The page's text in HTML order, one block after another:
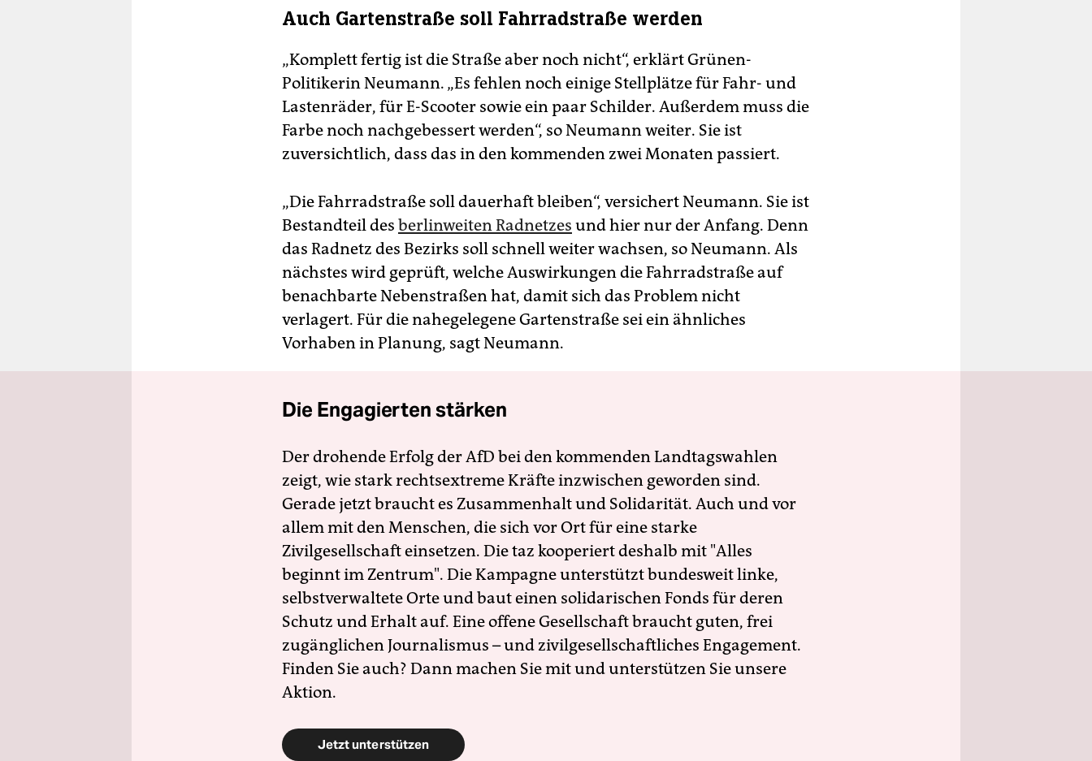
Auch Gartenstraße soll Fahrradstraße werden
„Komplett fertig ist die Straße aber noch nicht“, erklärt Grünen-
Politikerin Neumann. „Es fehlen noch einige Stellplätze für Fahr- und
Lastenräder, für E-Scooter sowie ein paar Schilder. Außerdem muss die
Farbe noch nachgebessert werden“, so Neumann weiter. Sie ist
zuversichtlich, dass das in den kommenden zwei Monaten passiert.
„Die Fahrradstraße soll dauerhaft bleiben“, versichert Neumann. Sie ist
Bestandteil des berlinweiten Radnetzes und hier nur der Anfang. Denn
das Radnetz des Bezirks soll schnell weiter wachsen, so Neumann. Als
nächstes wird geprüft, welche Auswirkungen die Fahrradstraße auf
benachbarte Nebenstraßen hat, damit sich das Problem nicht
verlagert. Für die nahegelegene Gartenstraße sei ein ähnliches
Vorhaben in Planung, sagt Neumann.
Die Engagierten stärken
Der drohende Erfolg der AfD bei den kommenden Landtagswahlen
zeigt, wie stark rechtsextreme Kräfte inzwischen geworden sind.
Gerade jetzt braucht es Zusammenhalt und Solidarität. Auch und vor
allem mit den Menschen, die sich vor Ort für eine starke
Zivilgesellschaft einsetzen. Die taz kooperiert deshalb mit "Alles
beginnt im Zentrum". Die Kampagne unterstützt bundesweit linke,
selbstverwaltete Orte und baut einen solidarischen Fonds für deren
Schutz und Erhalt auf. Eine offene Gesellschaft braucht guten, frei
zugänglichen Journalismus – und zivilgesellschaftliches Engagement.
Finden Sie auch? Dann machen Sie mit und unterstützen Sie unsere
Aktion.
Jetzt unterstützen